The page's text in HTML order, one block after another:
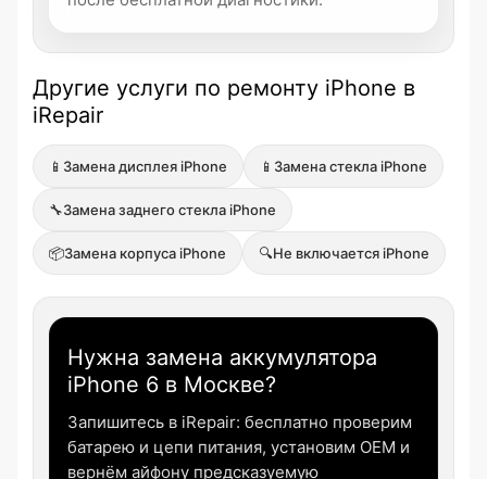
Другие услуги по ремонту iPhone в
iRepair
📱 Замена дисплея iPhone 📱 Замена стекла iPhone
🔧Замена заднего стекла iPhone
📦Замена корпуса iPhone 🔍Не включается iPhone
Нужна замена аккумулятора
iPhone 6 в Москве?
Запишитесь в iRepair: бесплатно проверим
батарею и цепи питания, установим OEM и
вернём айфону предсказуемую